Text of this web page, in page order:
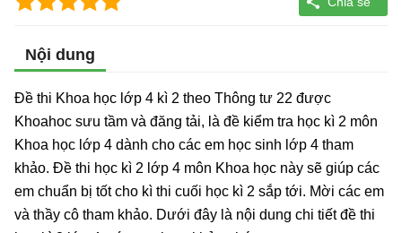
Nội dung
Đề thi Khoa học lớp 4 kì 2 theo Thông tư 22 được
Khoahoc sưu tầm và đăng tải, là đề kiểm tra học kì 2 môn
Khoa học lớp 4 dành cho các em học sinh lớp 4 tham
khảo. Đề thi học kì 2 lớp 4 môn Khoa học này sẽ giúp các
em chuẩn bị tốt cho kì thi cuối học kì 2 sắp tới. Mời các em
và thầy cô tham khảo. Dưới đây là nội dung chi tiết đề thi